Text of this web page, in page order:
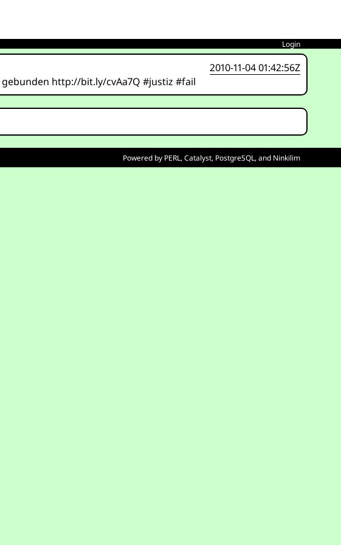
Login
2010-11-04 01:42:56Z
http://bit.ly/cvAa7Q #justiz #fail
Powered by PERL,Catalyst, PostgreSQL, and Ninkilim